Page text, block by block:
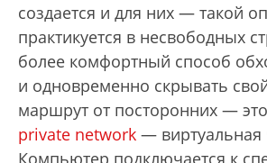
создается и для них — такой
практикуется в несвободных
более комфортный способ
и одновременно скрывать
маршрут от посторонних —
private network — виртуальная
Компьютер подключается к